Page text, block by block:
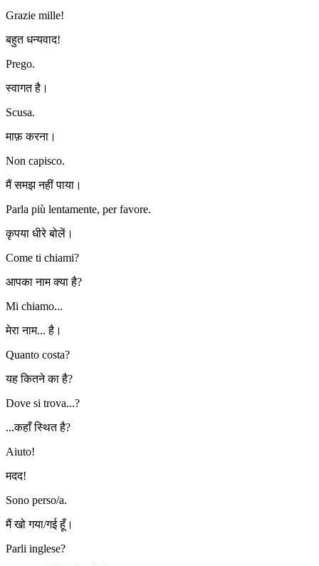
Grazie mille!
बहुत धन्यवाद!
Prego.
स्वागत है।
Scusa.
माफ़ करना।
Non capisco.
मैं समझ नहीं पाया।
Parla più lentamente, per favore.
कृपया धीरे बोलें।
Come ti chiami?
आपका नाम क्या है?
Mi chiamo...
मेरा नाम... है।
Quanto costa?
यह कितने का है?
Dove si trova...?
...कहाँ स्थित है?
Aiuto!
मदद!
Sono perso/a.
मैं खो गया/गई हूँ।
Parli inglese?